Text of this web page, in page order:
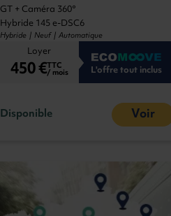
GT + Caméra 360°
Hybride 145 e-DSC6
Hybride | Neuf | Automatique
Loyer
450 €TTC
/ mois L'offre tout inclus
Disponible Voir